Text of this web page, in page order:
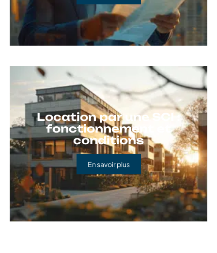
foncière pour votre
investissement
immobilier
En savoir plus